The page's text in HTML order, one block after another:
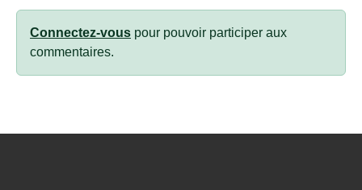
Connectez-vous pour pouvoir participer aux
commentaires.